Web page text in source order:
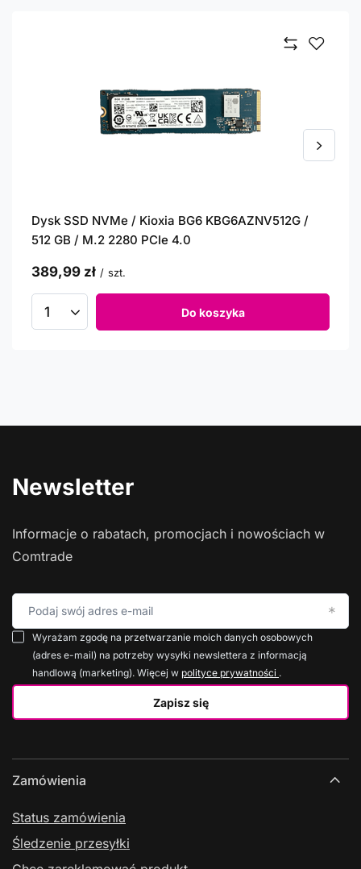
Dysk SSD NVMe / Kioxia BG6 KBG6AZNV512G /
512 GB / M.2 2280 PCIe 4.0
389,99 zł / szt.
Do koszyka
Newsletter
Informacje o rabatach, promocjach i nowościach w
Comtrade
Podaj swój adres e-mail
Zapisz się
Wyrażam zgodę na przetwarzanie moich danych osobowych
(adres e-mail) na potrzeby wysyłki newslettera z informacją
handlową (marketing). Więcej w polityce prywatności .
Zamówienia
Status zamówienia
Śledzenie przesyłki